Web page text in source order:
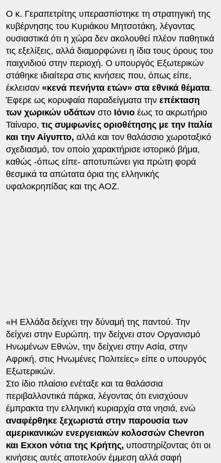
Ο κ. Γεραπετρίτης υπερασπίστηκε τη στρατηγική της
κυβέρνησης του Κυριάκου Μητσοτάκη, λέγοντας
ουσιαστικά ότι η χώρα δεν ακολουθεί πλέον παθητικά
τις εξελίξεις, αλλά διαμορφώνει η ίδια τους όρους του
παιχνιδιού στην περιοχή. Ο υπουργός Εξωτερικών
στάθηκε ιδιαίτερα στις κινήσεις που, όπως είπε,
έκλεισαν «κενά πενήντα ετών» στα εθνικά θέματα.
Έφερε ως κορυφαία παραδείγματα την επέκταση
των χωρικών υδάτων στοΙόνιο έως το ακρωτήριο
Ταίναρο, τις συμφωνίες οριοθέτησης με την Ιταλία
και την Αίγυπτο, αλλά και τον θαλάσσιο χωροταξικό
σχεδιασμό, τον οποίο χαρακτήρισε ιστορικό βήμα,
καθώς -όπως είπε- αποτυπώνει για πρώτη φορά
θεσμικά τα απώτατα όρια της ελληνικής
υφαλοκρηπίδας και της ΑΟΖ.
«Η Ελλάδα δείχνει την δύναμή της παντού. Την
δείχνει στην Ευρώπη, την δείχνει στον Οργανισμό
Ηνωμένων Εθνών, την δείχνει στην Ασία, στην
Αφρική, στις Ηνωμένες Πολιτείες» είπε ο υπουργός
Εξωτερικών.
Στο ίδιο πλαίσιο ενέταξε και τα θαλάσσια
περιβαλλοντικά πάρκα, λέγοντας ότι ενισχύουν
έμπρακτα την ελληνική κυριαρχία στα νησιά, ενώ
αναφέρθηκε ξεχωριστά στην παρουσία των
αμερικανικών ενεργειακών κολοσσών Chevron
και Exxon νότια της Κρήτης, υποστηρίζοντας ότι οι
κινήσεις αυτές αποτελούν έμμεση αλλά σαφή